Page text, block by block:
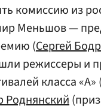
комиссию из
Меньшов —
(Сергей
режиссеры и
класса «А» (
Роднянский